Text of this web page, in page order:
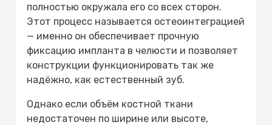
полностью окружала его со всех сторон.
Этот процесс называется остеоинтеграцией
— именно он обеспечивает прочную
фиксацию импланта в челюсти и позволяет
конструкции функционировать так же
надёжно, как естественный зуб.
Однако если объём костной ткани
недостаточен по ширине или высоте,